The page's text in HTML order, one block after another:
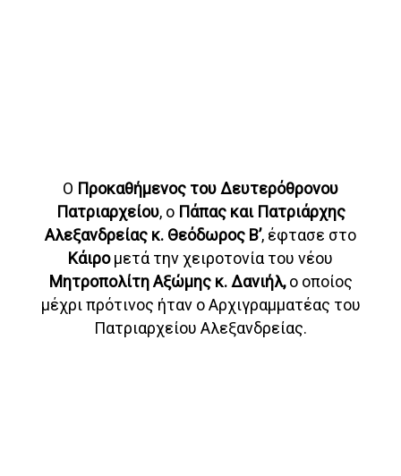
Ο Προκαθήμενος του Δευτερόθρονου
Πατριαρχείου, ο Πάπας και Πατριάρχης
Αλεξανδρείας κ. Θεόδωρος Β’, έφτασε στο
Κάιρομετά την χειροτονία του νέου
Μητροπολίτη Αξώμης κ. Δανιήλ,ο οποίος
μέχρι πρότινος ήταν ο Αρχιγραμματέας του
Πατριαρχείου Αλεξανδρείας.